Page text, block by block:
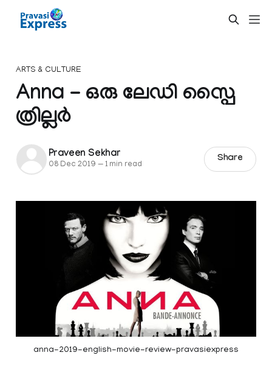
ARTS & CULTURE
Anna - ഒരു ലേഡി സ്പൈ
ത്രില്ലർ
Praveen Sekhar
08 Dec 2019 —1 min read
Share
anna-2019-english-movie-review-pravasiexpress